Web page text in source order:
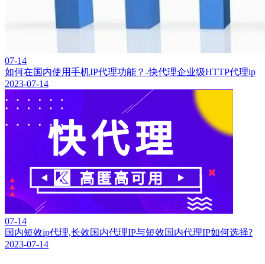
07-14
如何在国内使用手机IP代理功能？-快代理企业级HTTP代理ip
2023-07-14
07-14
国内短效ip代理,长效国内代理IP与短效国内代理IP如何选择?
2023-07-14